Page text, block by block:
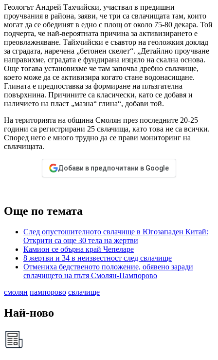
Геологът Андрей Тахчийски, участвал в предишни
проучвания в района, заяви, че три са свлачищата там, които
могат да се обединят в едно с площ от около 75-80 декара. Той
подчерта, че най-вероятната причина за активизирането е
преовлажняване. Тайхчийски е съавтор на геоложкия доклад
за сградата, наречена „бетонен скелет“. „Детайлно проучване
направихме, сградата е фундирана изцяло на скална основа.
Още тогава установихме че там започва дребно свлачище,
което може да се активизира когато стане водонасищане.
Глината е предпоставка за формиране на плъзгателна
повърхнина. Причините са класически, като се добавя и
наличието на пласт „мазна“ глина“, добави той.
На територията на община Смолян през последните 20-25
години са регистрирани 25 свлачища, като това не са всички.
Според него е много трудно да се прави мониторинг на
свлачищата.
Добави в предпочитани в Google
Още по темата
След опустошителното свлачище в Югозападен Китай:
Открити са още 30 тела на жертви
Камион се обърна край Чепеларе
8 жертви и 34 в неизвестност след свлачище
Отмениха бедственото положение, обявено заради
свлачището на пътя Смолян-Пампорово
смолян пампорово свлачище
Най-ново